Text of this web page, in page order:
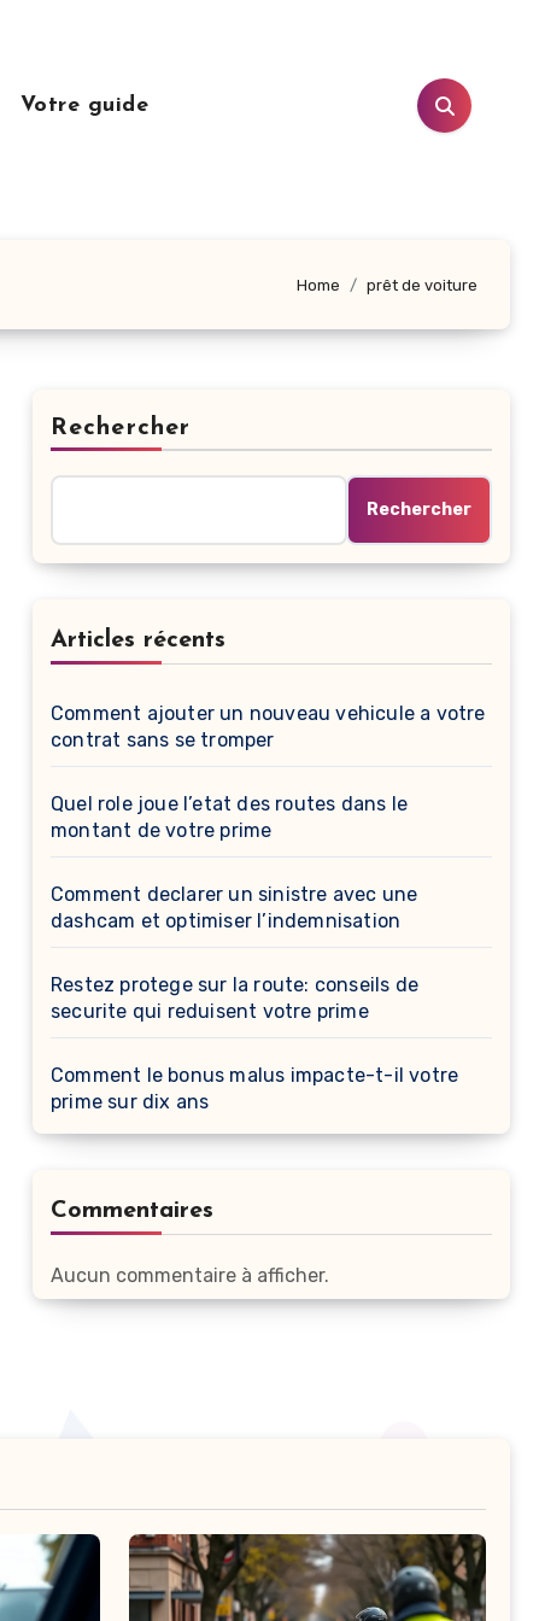
Votre guide
Home prêt de voiture
Rechercher
Rechercher
Articles récents
Comment ajouter un nouveau vehicule a votre
contrat sans se tromper
Quel role joue l’etat des routes dans le
montant de votre prime
Comment declarer un sinistre avec une
dashcam et optimiser l’indemnisation
Restez protege sur la route: conseils de
securite qui reduisent votre prime
Comment le bonus malus impacte-t-il votre
prime sur dix ans
Commentaires
Aucun commentaire à afficher.